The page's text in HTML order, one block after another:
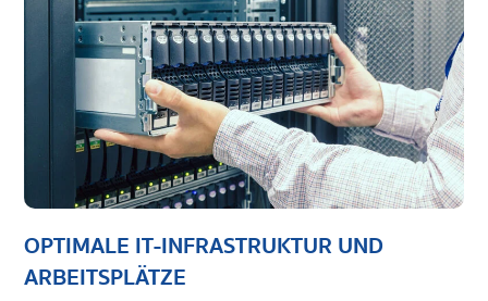
OPTIMALE IT-INFRASTRUKTUR UND
ARBEITSPLÄTZE